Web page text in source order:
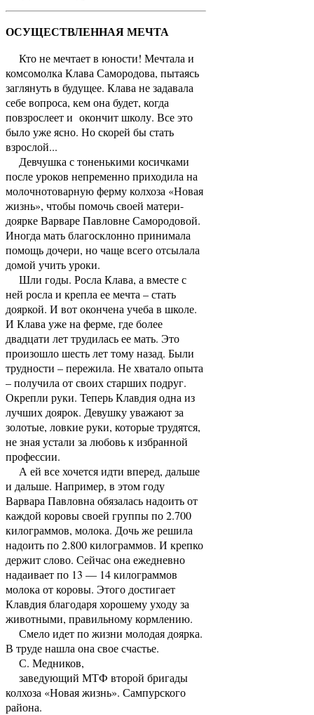
ОСУЩЕСТВЛЕННАЯ МЕЧТА
Кто не мечтает в юности! Мечтала и
комсомолка Клава Самородова, пытаясь
заглянуть в будущее. Клава не задавала
себе вопроса, кем она будет, когда
повзрослеет и окончит школу. Все это
было уже ясно. Но скорей бы стать
взрослой...
Девчушка с тоненькими косичками
после уроков непременно приходила на
молочнотоварную ферму колхоза «Новая
жизнь», чтобы помочь своей матери-
доярке Варваре Павловне Самородовой.
Иногда мать благосклонно принимала
помощь дочери, но чаще всего отсылала
домой учить уроки.
Шли годы. Росла Клава, а вместе с
ней росла и крепла ее мечта – стать
дояркой. И вот окончена учеба в школе.
И Клава уже на ферме, где более
двадцати лет трудилась ее мать. Это
произошло шесть лет тому назад. Были
трудности – пережила. Не хватало опыта
– получила от своих старших подруг.
Окрепли руки. Теперь Клавдия одна из
лучших доярок. Девушку уважают за
золотые, ловкие руки, которые трудятся,
не зная устали за любовь к избранной
профессии.
А ей все хочется идти вперед, дальше
и дальше. Например, в этом году
Варвара Павловна обязалась надоить от
каждой коровы своей группы по 2.700
килограммов, молока. Дочь же решила
надоить по 2.800 килограммов. И крепко
держит слово. Сейчас она ежедневно
надаивает по 13 — 14 килограммов
молока от коровы. Этого достигает
Клавдия благодаря хорошему уходу за
животными, правильному кормлению.
Смело идет по жизни молодая доярка.
В труде нашла она свое счастье.
С. Медников,
заведующий МТФ второй бригады
колхоза «Новая жизнь». Сампурского
района.